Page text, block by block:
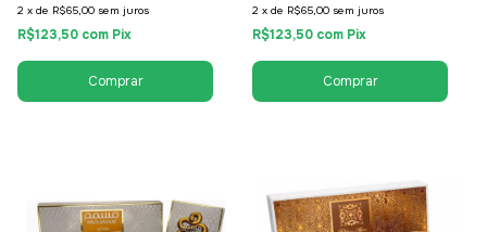
2 x de R$65,00 sem juros
R$123,50 com Pix
2 x de R$65,00 sem juros
R$123,50 com Pix